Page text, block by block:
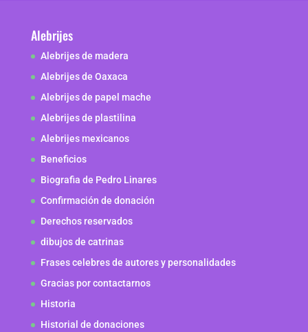
Alebrijes
Alebrijes de madera
Alebrijes de Oaxaca
Alebrijes de papel mache
Alebrijes de plastilina
Alebrijes mexicanos
Beneficios
Biografia de Pedro Linares
Confirmación de donación
Derechos reservados
dibujos de catrinas
Frases celebres de autores y personalidades
Gracias por contactarnos
Historia
Historial de donaciones